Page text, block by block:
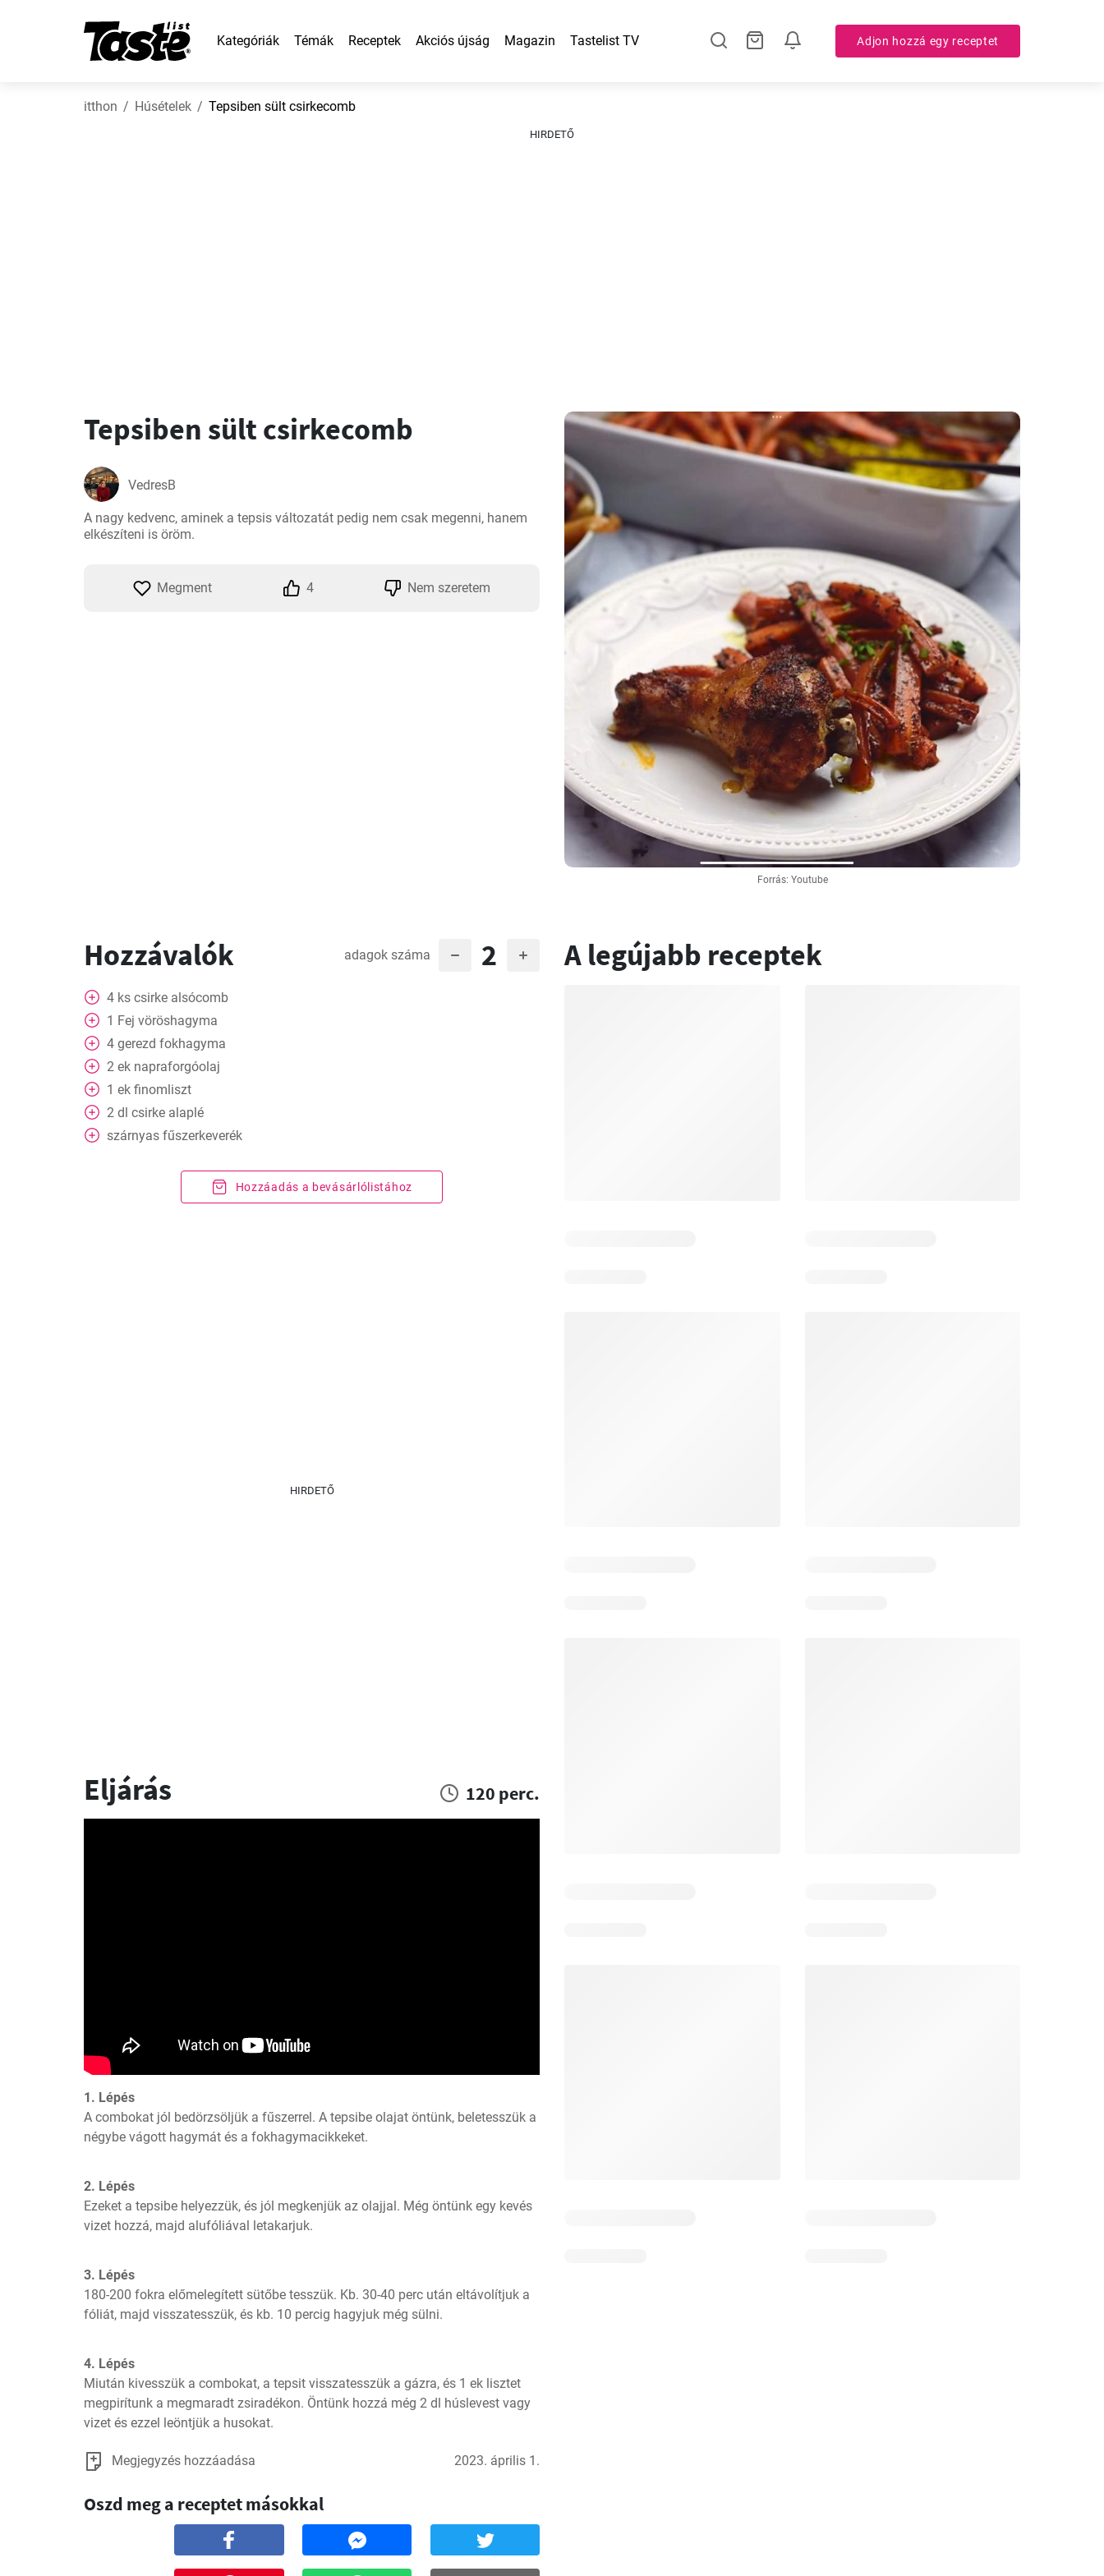
Kategóriák Témák Receptek Akciós újság Magazin Tastelist TV Adjon hozzá egy receptet
itthon Húsételek Tepsiben sült csirkecomb
HIRDETŐ
Forrás: Youtube
Tepsiben sült csirkecomb
VedresB
A nagy kedvenc, aminek a tepsis változatát pedig nem csak megenni, hanem
elkészíteni is öröm.
Megment 4 Nem szeretem
Hozzávalók adagok száma 2
4 ks csirke alsócomb
1 Fej vöröshagyma
4 gerezd fokhagyma
2 ek napraforgóolaj
1 ek finomliszt
2 dl csirke alaplé
szárnyas fűszerkeverék
Hozzáadás a bevásárlólistához
HIRDETŐ
Eljárás 120 perc.
1. Lépés
A combokat jól bedörzsöljük a fűszerrel. A tepsibe olajat öntünk, beletesszük a
négybe vágott hagymát és a fokhagymacikkeket.
2. Lépés
Ezeket a tepsibe helyezzük, és jól megkenjük az olajjal. Még öntünk egy kevés
vizet hozzá, majd alufóliával letakarjuk.
3. Lépés
180-200 fokra előmelegített sütőbe tesszük. Kb. 30-40 perc után eltávolítjuk a
fóliát, majd visszatesszük, és kb. 10 percig hagyjuk még sülni.
4. Lépés
Miután kivesszük a combokat, a tepsit visszatesszük a gázra, és 1 ek lisztet
megpirítunk a megmaradt zsiradékon. Öntünk hozzá még 2 dl húslevest vagy
vizet és ezzel leöntjük a husokat.
Megjegyzés hozzáadása 2023. április 1.
Oszd meg a receptet másokkal
A legújabb receptek